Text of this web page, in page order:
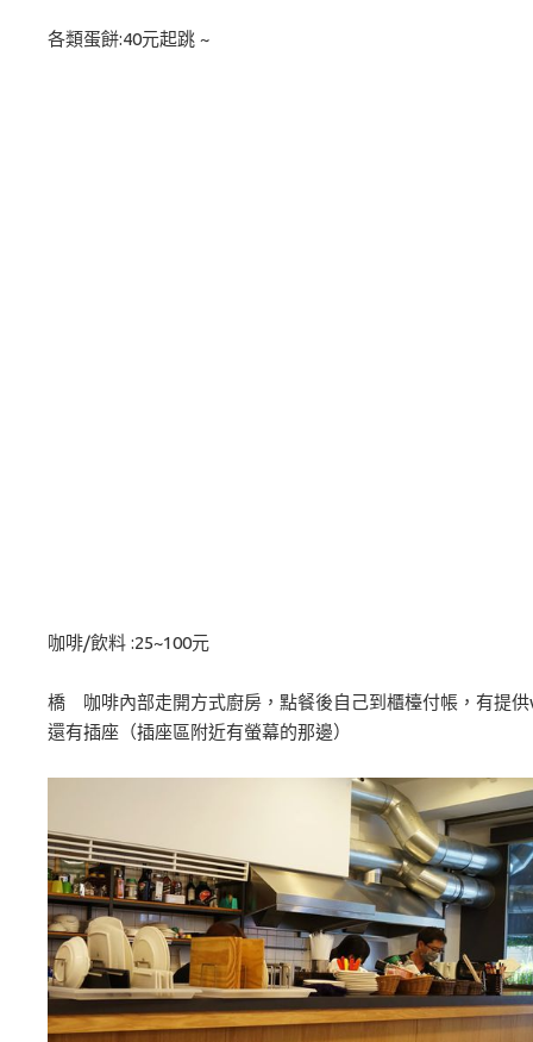
各類蛋餅:40元起跳 ~
咖啡/飲料 :25~100元
橋 咖啡內部走開方式廚房，點餐後自己到櫃檯付帳，有提
還有插座（插座區附近有螢幕的那邊）